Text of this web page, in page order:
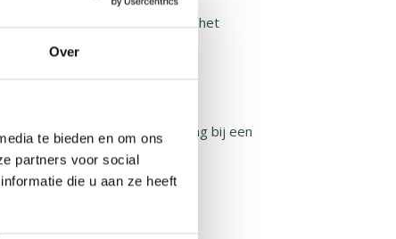
Over
te bieden en om ons
partners voor social
die u aan ze heeft
elke vlaggenmast te vinden en het
lopen!
maar ook met een zwaaivlag bij een
geld op.
euro verdiend! Bij een